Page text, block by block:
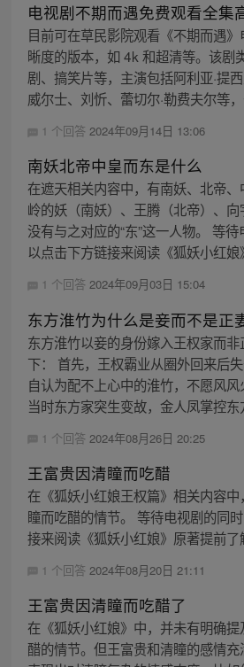
电视剧不期而遇免费观看全集
目前可在草民影院观看《不期而遇
晰度的版本，如 4k 和超清等。该剧
剧、搞笑片等，主演包括阿利亚·提
威尔士、刘忻、蕾切尔·勒费夫尔等
1 个回答 2024年09月14日 13:06
南妖北帝中皇而东是什么
在遮天相关内容中，有南妖、北帝
岭的妖（南妖）、王腾（北帝）、
没有与之对应的“东”这一人物。 等
以点击下方链接来阅读《狐妖小红娘
1 个回答 2024年09月03日 15:04
东方淮竹为什么是妾而不是正
东方淮竹以妾的身份嫁入王权家而
下： 首先，王权霸业从圈外回来后失
自认为配不上心中的淮竹，不愿风风
当时东方家突生变故，金人凤掌控
1 个回答 2024年08月26日 20:25
王富贵因清瞳而吃醋
在《狐妖小红娘王权篇》相关内容
瞳而吃醋的情节。 等待电视剧的同
接来阅读《狐妖小红娘》原著提前了
1 个回答 2024年08月20日 21:11
王富贵因清瞳而吃醋了
在《狐妖小红娘》中，并未有明确
醋的情节。但王富贵和清瞳的感情